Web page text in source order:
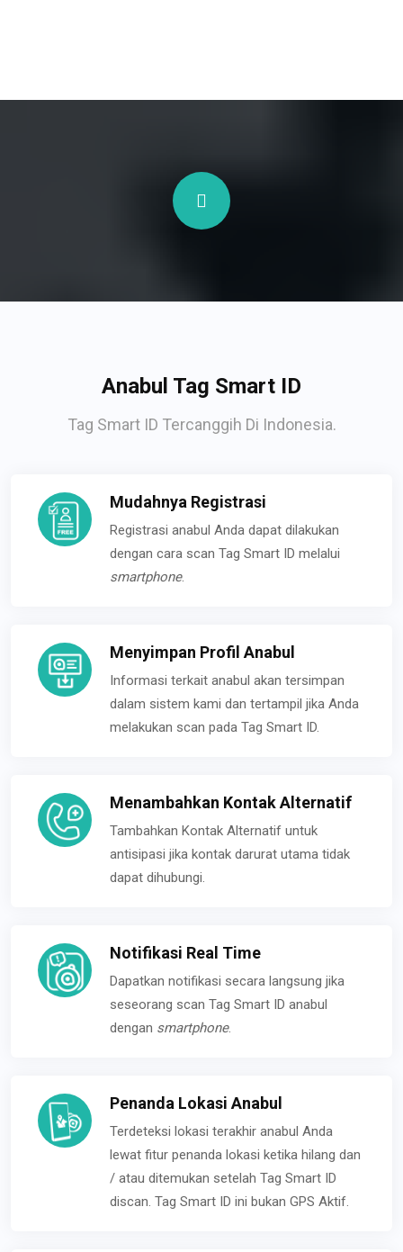
Anabul Tag Smart ID
Tag Smart ID Tercanggih Di Indonesia.
Mudahnya Registrasi
Registrasi anabul Anda dapat dilakukan
dengan cara scan Tag Smart ID melalui
smartphone.
Menyimpan Profil Anabul
Informasi terkait anabul akan tersimpan
dalam sistem kami dan tertampil jika Anda
melakukan scan pada Tag Smart ID.
Menambahkan Kontak Alternatif
Tambahkan Kontak Alternatif untuk
antisipasi jika kontak darurat utama tidak
dapat dihubungi.
Notifikasi Real Time
Dapatkan notifikasi secara langsung jika
seseorang scan Tag Smart ID anabul
dengan smartphone.
Penanda Lokasi Anabul
Terdeteksi lokasi terakhir anabul Anda
lewat fitur penanda lokasi ketika hilang dan
/ atau ditemukan setelah Tag Smart ID
discan. Tag Smart ID ini bukan GPS Aktif.